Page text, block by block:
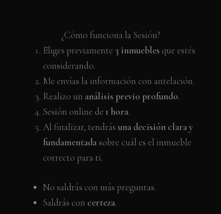
¿Cómo funciona la Sesión?
Eliges previamente 3 inmuebles que estés
considerando.
Me envías la información con antelación.
Realizo un análisis previo profundo.
Sesión online de 1 hora.
Al finalizar, tendrásuna decisión clara y
fundamentada sobre cuál es el inmueble
correcto para ti.
No saldrás con más preguntas.
Saldrás con certeza.